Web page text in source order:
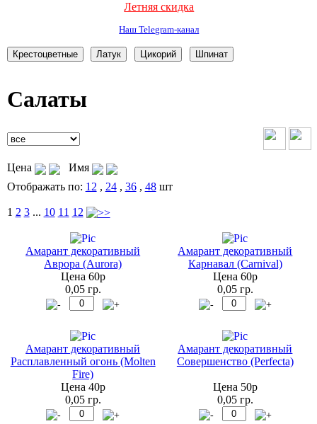
Летняя скидка
Наш Telegram-канал
Салаты
Цена
Имя
Отображать по: 12 , 24, 36, 48шт
1 2 3 ... 10 11 12
Амарант декоративный
Аврора (Aurora)
Цена 60р
0,05 гр.
Амарант декоративный
Карнавал (Carnival)
Цена 60р
0,05 гр.
Амарант декоративный
Расплавленный огонь (Molten
Fire)
Цена 40р
0,05 гр.
Амарант декоративный
Совершенство (Perfecta)
Цена 50р
0,05 гр.